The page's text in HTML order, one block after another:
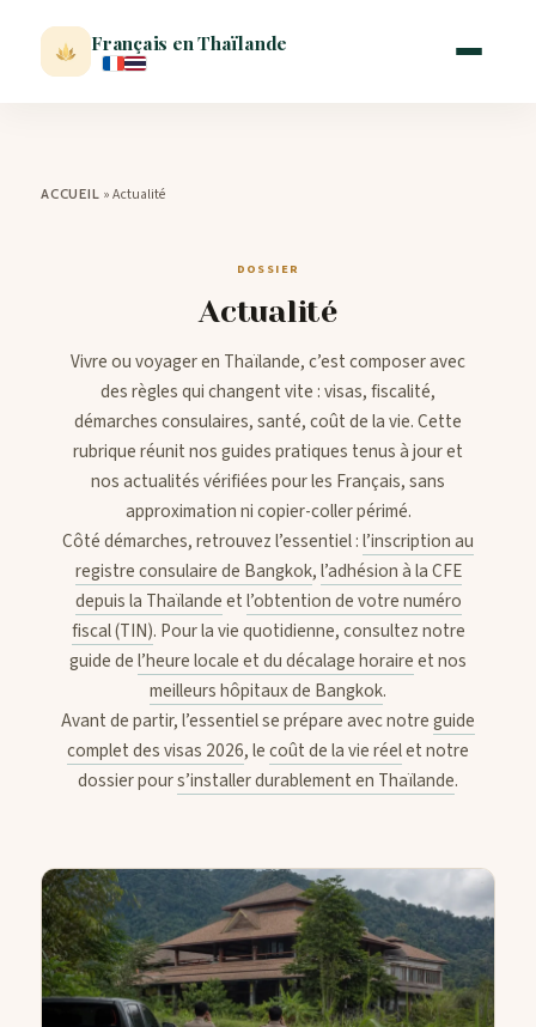
Français en Thaïlande
MÉTÉO
EXPATRIATION
BLOG
CONTACTS
ACCUEIL »Actualité
DOSSIER
Actualité
Vivre ou voyager en Thaïlande, c’est composer avec
des règles qui changent vite : visas, fiscalité,
démarches consulaires, santé, coût de la vie. Cette
rubrique réunit nos guides pratiques tenus à jour et
nos actualités vérifiées pour les Français, sans
approximation ni copier-coller périmé.
Côté démarches, retrouvez l’essentiel :l’inscription au
registre consulaire de Bangkok,l’adhésion à la CFE
depuis la Thaïlandeetl’obtention de votre numéro
fiscal (TIN). Pour la vie quotidienne, consultez notre
guide del’heure locale et du décalage horaireet nos
meilleurs hôpitaux de Bangkok.
Avant de partir, l’essentiel se prépare avec notreguide
complet des visas 2026, lecoût de la vie réelet notre
dossier pours’installer durablement en Thaïlande.